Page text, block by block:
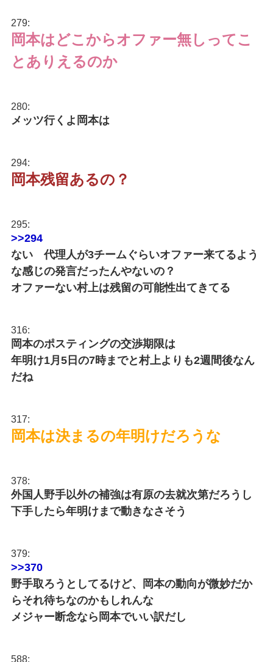
279:
岡本はどこからオファー無しってこ
とありえるのか
280:
メッツ行くよ岡本は
294:
岡本残留あるの？
295:
>>294
ない 代理人が3チームぐらいオファー来てるよう
な感じの発言だったんやないの？
オファーない村上は残留の可能性出てきてる
316:
岡本のポスティングの交渉期限は
年明け1月5日の7時までと村上よりも2週間後なん
だね
317:
岡本は決まるの年明けだろうな
378:
外国人野手以外の補強は有原の去就次第だろうし
下手したら年明けまで動きなさそう
379:
>>370
野手取ろうとしてるけど、岡本の動向が微妙だか
らそれ待ちなのかもしれんな
メジャー断念なら岡本でいい訳だし
588: